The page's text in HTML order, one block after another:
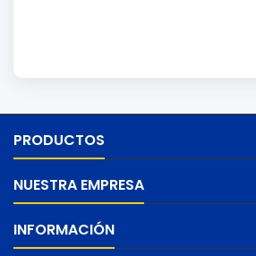
PRODUCTOS
NUESTRA EMPRESA
INFORMACIÓN